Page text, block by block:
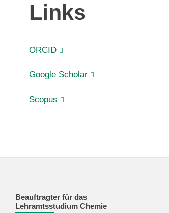
Links
ORCID
Google Scholar
Scopus
Beauftragter für das
Lehramtsstudium Chemie